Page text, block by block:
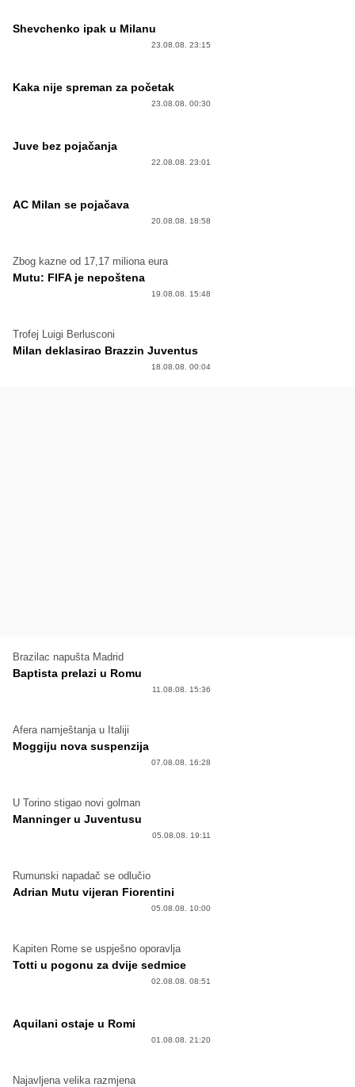
Shevchenko ipak u Milanu
23.08.08. 23:15
Kaka nije spreman za početak
23.08.08. 00:30
Juve bez pojačanja
22.08.08. 23:01
AC Milan se pojačava
20.08.08. 18:58
Zbog kazne od 17,17 miliona eura
Mutu: FIFA je nepoštena
19.08.08. 15:48
Trofej Luigi Berlusconi
Milan deklasirao Brazzin Juventus
18.08.08. 00:04
Brazilac napušta Madrid
Baptista prelazi u Romu
11.08.08. 15:36
Afera namještanja u Italiji
Moggiju nova suspenzija
07.08.08. 16:28
U Torino stigao novi golman
Manninger u Juventusu
05.08.08. 19:11
Rumunski napadač se odlučio
Adrian Mutu vijeran Fiorentini
05.08.08. 10:00
Kapiten Rome se uspješno oporavlja
Totti u pogonu za dvije sedmice
02.08.08. 08:51
Aquilani ostaje u Romi
01.08.08. 21:20
Najavljena velika razmjena